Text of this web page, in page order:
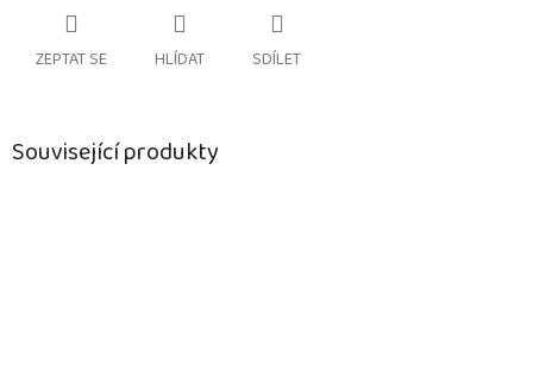
ZEPTAT SE HLÍDAT SDÍLET
Související produkty